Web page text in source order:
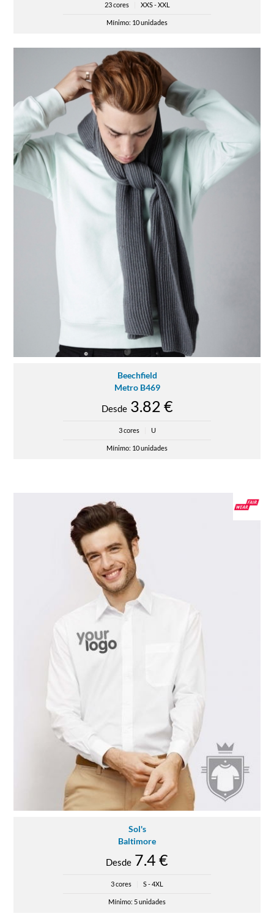
23 cores XXS - XXL
Mínimo: 10 unidades
Beechfield
Metro B469
Desde3.82 €
3 cores U
Mínimo: 10 unidades
Sol's
Baltimore
Desde 7.4 €
3 cores S - 4XL
Mínimo: 5 unidades